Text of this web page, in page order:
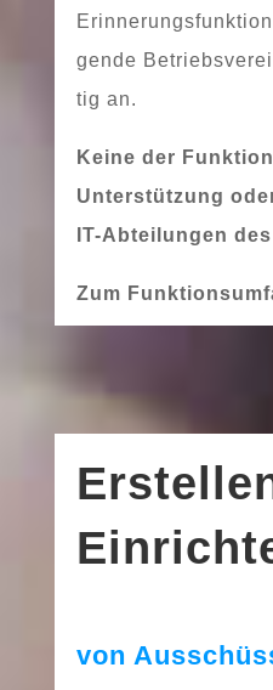
gen­de
tig an.
Keine der
Unterstützung
IT-Abteilungen
Zum
von